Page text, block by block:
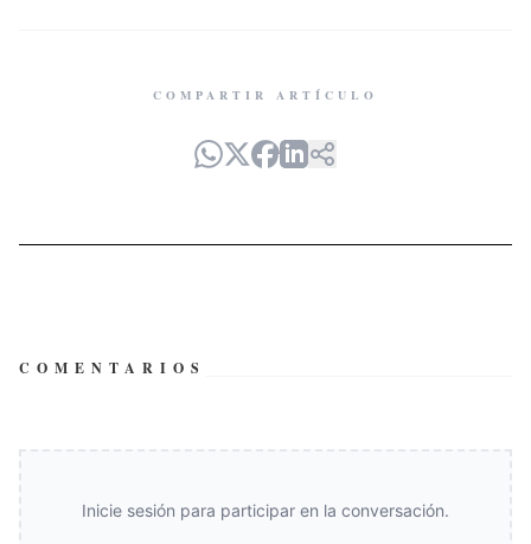
COMPARTIR ARTÍCULO
COMENTARIOS
Inicie sesión para participar en la conversación.